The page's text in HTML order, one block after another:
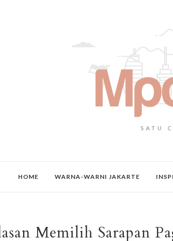
SATU
HOME WARNA-WARNI JAKARTE
Memilih Sarapan